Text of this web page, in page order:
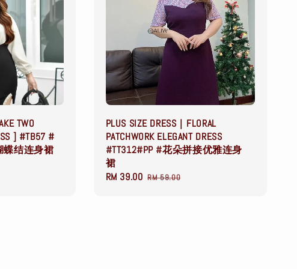
TWO
] #TB57 #
蝶结连身裙
PLUS SIZE DRESS｜FLORAL
PATCHWORK ELEGANT DRESS
#TT312#PP #花朵拼接优雅连身
裙
Sale
RM 39.00 Regular
RM 59.00